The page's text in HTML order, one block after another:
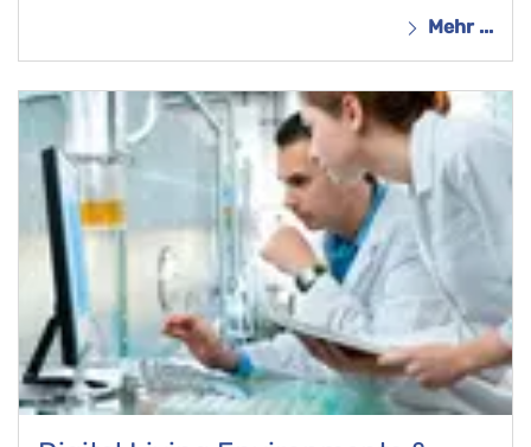
Mehr ...